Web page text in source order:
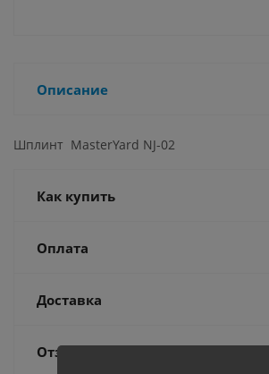
Описание
Шплинт MasterYard NJ-02
Как купить
Оплата
Доставка
Отзывы